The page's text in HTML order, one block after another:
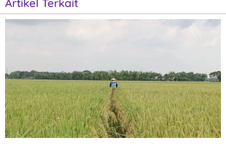
Artikel Terkait